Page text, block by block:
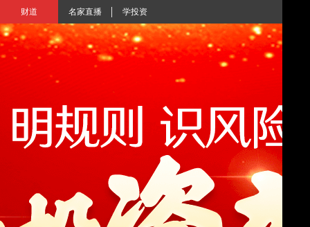
财道 名家直播 学投资